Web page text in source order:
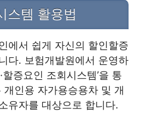
스템 활용법
에서 쉽게 자신의 할인할증
다. 보험개발원에서 운영하
할증요인 조회시스템’을 통
인용 자가용승용차 및 개
유자를 대상으로 합니다.